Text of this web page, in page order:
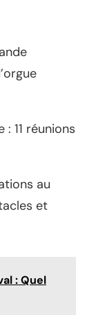
11 réunions
au
et
: Quel